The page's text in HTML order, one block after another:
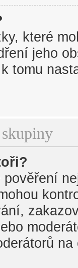
které
jeho
tomu
na